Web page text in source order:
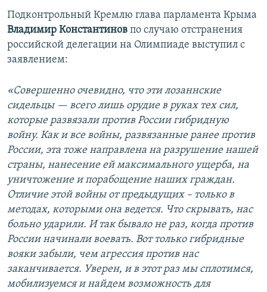
Подконтрольный Кремлю глава парламента Крыма
Владимир Константинов по случаю отстранения
российской делегации на Олимпиаде выступил с
заявлением:
«Совершенно очевидно, что эти лозаннские
сидельцы — всего лишь орудие в руках тех сил,
которые развязали против России гибридную
войну. Как и все войны, развязанные ранее против
России, эта тоже направлена на разрушение нашей
страны, нанесение ей максимального ущерба, на
уничтожение и порабощение наших граждан.
Отличие этой войны от предыдущих – только в
методах, которыми она ведется. Что скрывать, нас
больно ударили. И так бывало не раз, когда против
России начинали воевать. Вот только гибридные
вояки забыли, чем агрессия против нас
заканчивается. Уверен, и в этот раз мы сплотимся,
мобилизуемся и найдем возможность для